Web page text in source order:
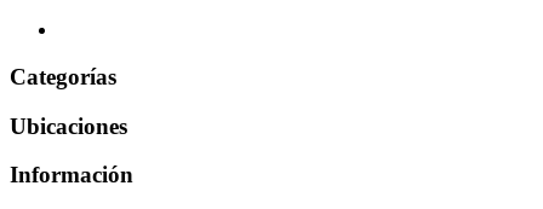
Categorías
Ubicaciones
Información